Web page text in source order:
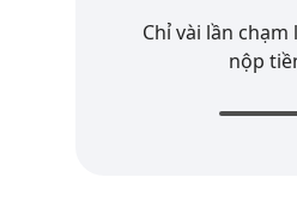
Chỉ vài lần
nộp